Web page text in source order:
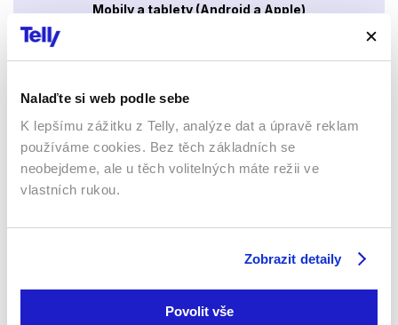
Nalaďte si web podle sebe
K lepšímu zážitku z Telly, analýze dat a úpravě reklam
používáme cookies. Bez těch základních se
neobejdeme, ale u těch volitelných máte režii ve
vlastních rukou.
Zobrazit detaily
Povolit vše
Mobily a tablety (Android a Apple)